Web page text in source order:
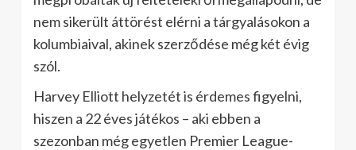
nem sikerült áttörést elérni a tárgyalásokon a
kolumbiaival, akinek szerződése még két évig
szól.
Harvey Elliott helyzetét is érdemes figyelni,
hiszen a 22 éves játékos – aki ebben a
szezonban még egyetlen Premier League-